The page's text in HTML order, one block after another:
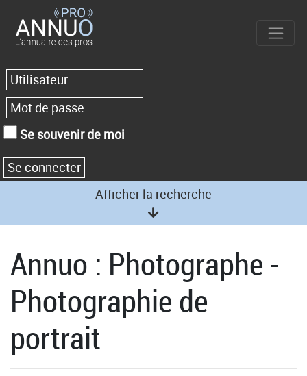
Se souvenir de moi
Afficher la recherche
Annuo : Photographe -
Photographie de
portrait